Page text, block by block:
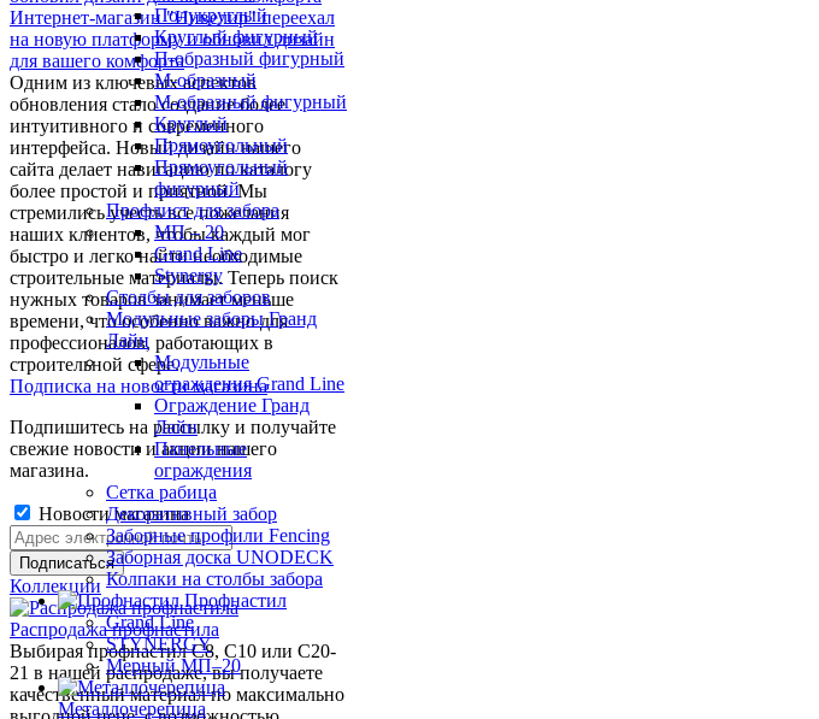
Полукруглый
Круглый фигурный
П-образный фигурный
М-образный
M-образный фигурный
Круглый
Прямоугольный
Прямоугольный
фигурный
Профлист для забора
МП – 20
Grand Line
Stynergy
Столбы для заборов
Модульные заборы Гранд
Лайн
Модульные
ограждения Grand Line
Ограждение Гранд
Лайн
Панельные
ограждения
Сетка рабица
Декоративный забор
Заборные профили Fencing
Заборная доска UNODECK
Колпаки на столбы забора
Профнастил
Grand Line
STYNERGY
Мерный МП–20
Металлочерепица
Интернет-магазин "Нивелир" переехал
на новую платформу и обновил дизайн
для вашего комфорта
Одним из ключевых аспектов
обновления стало создание более
интуитивного и современного
интерфейса. Новый дизайн нашего
сайта делает навигацию по каталогу
более простой и приятной. Мы
стремились учесть все пожелания
наших клиентов, чтобы каждый мог
быстро и легко найти необходимые
строительные материалы. Теперь поиск
нужных товаров занимает меньше
времени, что особенно важно для
профессионалов, работающих в
строительной сфере.
Подписка на новости магазина
Подпишитесь на рассылку и получайте
свежие новости и акции нашего
магазина.
Новости магазина
Коллекции
Распродажа профнастила
Выбирая профнастил C8, C10 или C20-
21 в нашей распродаже, вы получаете
качественный материал по максимально